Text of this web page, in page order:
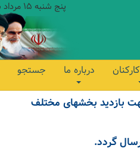
پنج شنبه 15 مرداد سال 1405
درباره ما جستجو
بازدید بخشهای مختلف
گردد.